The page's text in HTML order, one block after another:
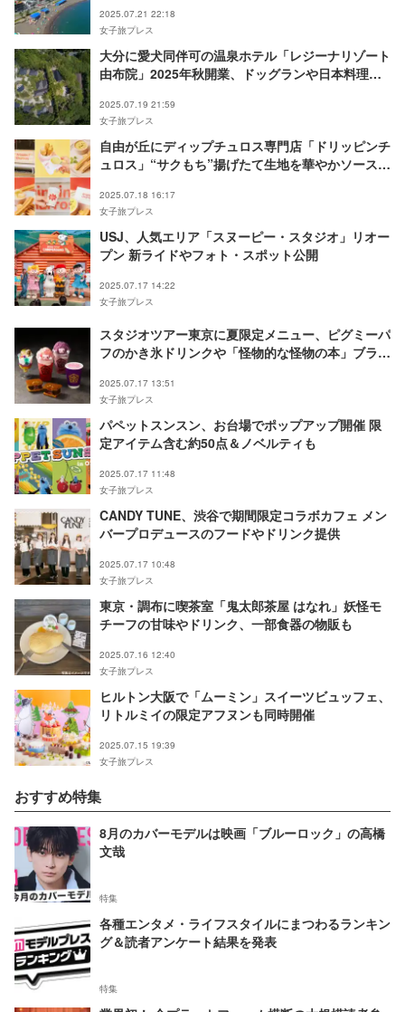
2025.07.21 22:18
女子旅プレス
大分に愛犬同伴可の温泉ホテル「レジーナリゾート
由布院」2025年秋開業、ドッグランや日本料理レ
2025.07.19 21:59
女子旅プレス
自由が丘にディップチュロス専門店「ドリッピンチ
ュロス」“サクもち”揚げたて生地を華やかソースに
2025.07.18 16:17
女子旅プレス
USJ、人気エリア「スヌーピー・スタジオ」リオー
プン 新ライドやフォト・スポット公開
2025.07.17 14:22
女子旅プレス
スタジオツアー東京に夏限定メニュー、ピグミーパ
フのかき氷ドリンクや「怪物的な怪物の本」ブラウ
2025.07.17 13:51
女子旅プレス
パペットスンスン、お台場でポップアップ開催 限
定アイテム含む約50点＆ノベルティも
2025.07.17 11:48
女子旅プレス
CANDY TUNE、渋谷で期間限定コラボカフェ メン
バープロデュースのフードやドリンク提供
2025.07.17 10:48
女子旅プレス
東京・調布に喫茶室「鬼太郎茶屋 はなれ」妖怪モ
チーフの甘味やドリンク、一部食器の物販も
2025.07.16 12:40
女子旅プレス
ヒルトン大阪で「ムーミン」スイーツビュッフェ、
リトルミイの限定アフヌンも同時開催
2025.07.15 19:39
女子旅プレス
おすすめ特集
8月のカバーモデルは映画「ブルーロック」の高橋
文哉
特集
各種エンタメ・ライフスタイルにまつわるランキン
グ＆読者アンケート結果を発表
特集